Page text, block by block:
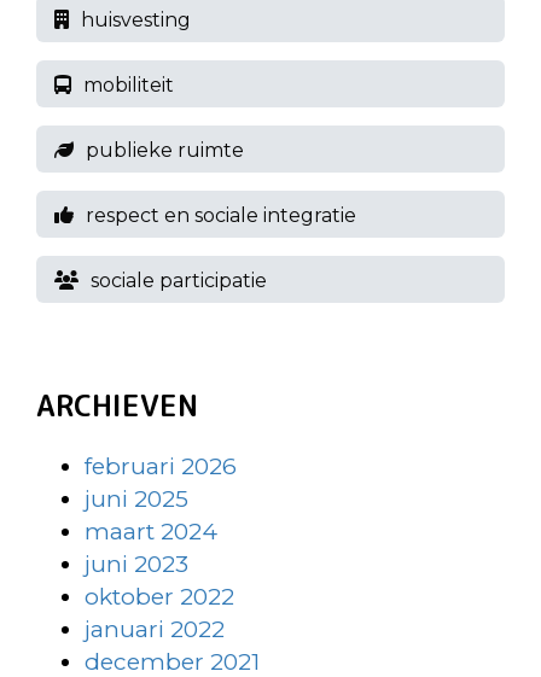
huisvesting
mobiliteit
publieke ruimte
respect en sociale integratie
sociale participatie
ARCHIEVEN
februari 2026
juni 2025
maart 2024
juni 2023
oktober 2022
januari 2022
december 2021